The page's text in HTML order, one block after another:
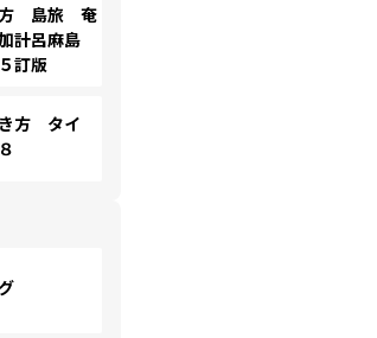
方 島旅 奄
計呂麻島
訂版
方 タイ